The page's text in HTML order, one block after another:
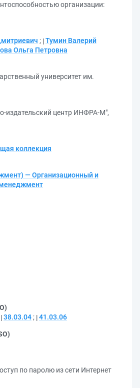
организации:
; Тумин Валерий
Ольга Петровна
университет им.
издательский центр ИНФРА-М",
коллекция
— Организационный и
38.03.04 ; 41.03.06
по паролю из сети Интернет